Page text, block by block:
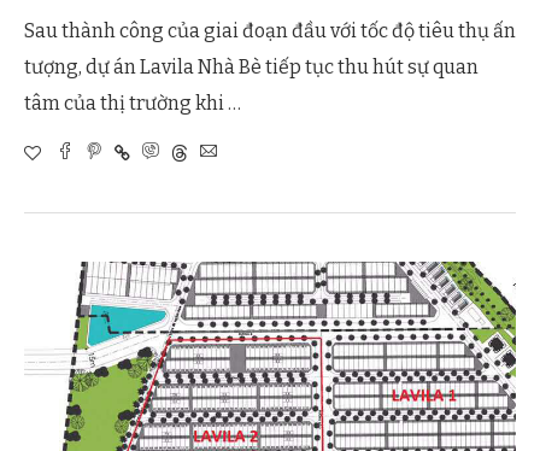
Sau thành công của giai đoạn đầu với tốc độ tiêu thụ ấn
tượng, dự án Lavila Nhà Bè tiếp tục thu hút sự quan
tâm của thị trường khi …